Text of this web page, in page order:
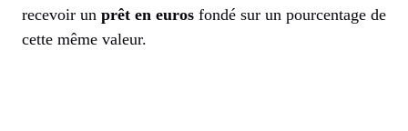
recevoir un prêt en euros fondé sur un pourcentage de
cette même valeur.